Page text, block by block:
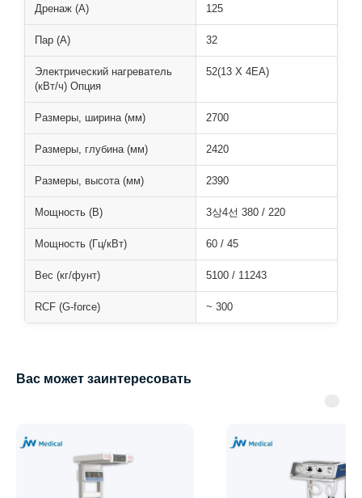
Дренаж (A) 125
Пар (A) 32
Электрический нагреватель
(кВт/ч) Опция
52(13 X 4EA)
Размеры, ширина (мм) 2700
Размеры, глубина (мм) 2420
Размеры, высота (мм) 2390
Мощность (В) 3상4선 380 / 220
Мощность (Гц/кВт) 60 / 45
Вес (кг/фунт) 5100 / 11243
RCF (G-force) ~ 300
Вас может заинтересовать